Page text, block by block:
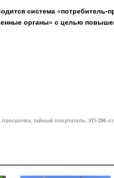
система
органы» с целью
просрочка, тайный покупатель, УП-296